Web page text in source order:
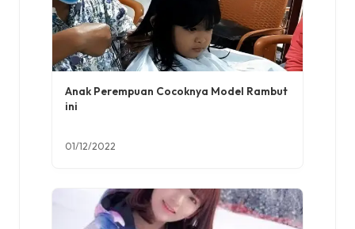
Anak Perempuan Cocoknya Model Rambut
ini
01/12/2022